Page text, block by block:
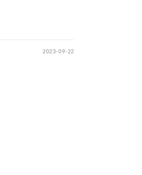
2023-09-22